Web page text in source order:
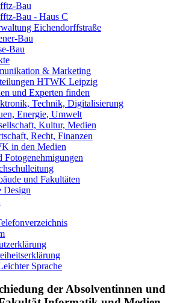
Bau
Bau - Haus C
Eichendorffstraße
Bau
Bau
& Marketing
HTWK Leipzig
und Experten finden
Technik, Digitalisierung
Energie, Umwelt
Kultur, Medien
Recht, Finanzen
in den Medien
Fotogenehmigungen
und Fakultäten
Design
Sprache
der Absolventinnen und